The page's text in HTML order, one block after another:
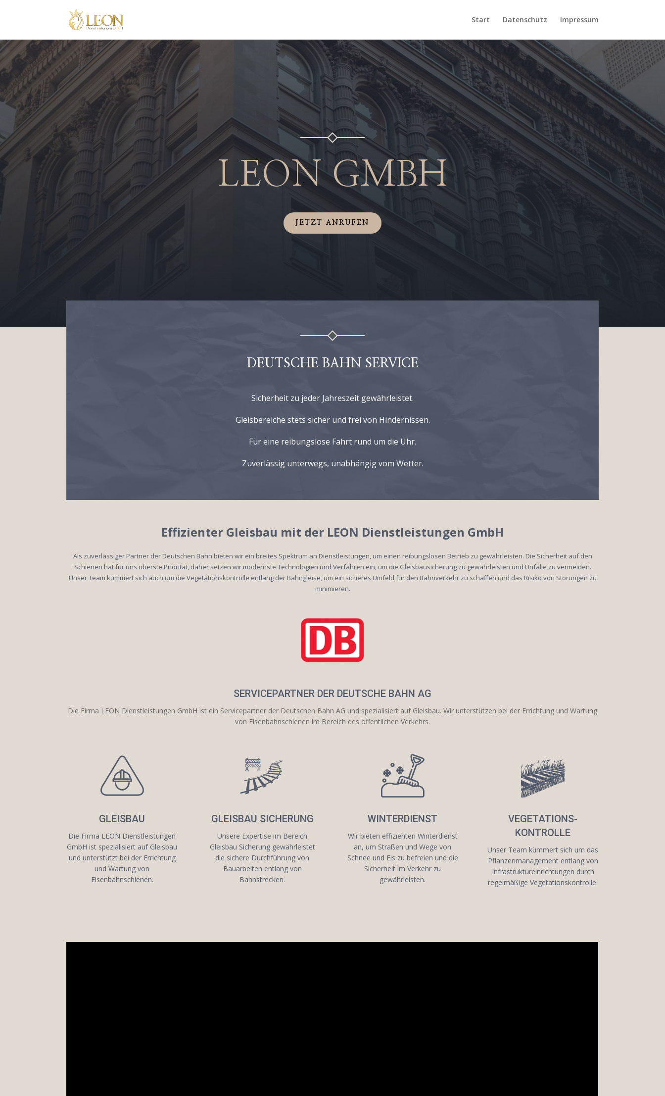
Start Datenschutz Impressum
LEON GMBH
JETZT ANRUFEN
DEUTSCHE BAHN SERVICE
Sicherheit zu jeder Jahreszeit gewährleistet.
Gleisbereiche stets sicher und frei von Hindernissen.
Für eine reibungslose Fahrt rund um die Uhr.
Zuverlässig unterwegs, unabhängig vom Wetter.
Effizienter Gleisbau mit der LEON Dienstleistungen GmbH
Als zuverlässiger Partner der Deutschen Bahn bieten wir ein breites Spektrum an Dienstleistungen, um einen reibungslosen Betrieb zu gewährleisten. Die Sicherheit auf den
Schienen hat für uns oberste Priorität, daher setzen wir modernste Technologien und Verfahren ein, um die Gleisbausicherung zu gewährleisten und Unfälle zu vermeiden.
Unser Team kümmert sich auch um die Vegetationskontrolle entlang der Bahngleise, um ein sicheres Umfeld für den Bahnverkehr zu schaffen und das Risiko von Störungen zu
minimieren.
SERVICEPARTNER DER DEUTSCHE BAHN AG
Die Firma LEON Dienstleistungen GmbH ist ein Servicepartner der Deutschen Bahn AG und spezialisiert auf Gleisbau. Wir unterstützen bei der Errichtung und Wartung
von Eisenbahnschienen im Bereich des öffentlichen Verkehrs.
GLEISBAU
Die Firma LEON Dienstleistungen
GmbH ist spezialisiert auf Gleisbau
und unterstützt bei der Errichtung
und Wartung von
Eisenbahnschienen.
GLEISBAU SICHERUNG
Unsere Expertise im Bereich
Gleisbau Sicherung gewährleistet
die sichere Durchführung von
Bauarbeiten entlang von
Bahnstrecken.
WINTERDIENST
Wir bieten effizienten Winterdienst
an, um Straßen und Wege von
Schnee und Eis zu befreien und die
Sicherheit im Verkehr zu
gewährleisten.
VEGETATIONS-
KONTROLLE
Unser Team kümmert sich um das
Pflanzenmanagement entlang von
Infrastruktureinrichtungen durch
regelmäßige Vegetationskontrolle.